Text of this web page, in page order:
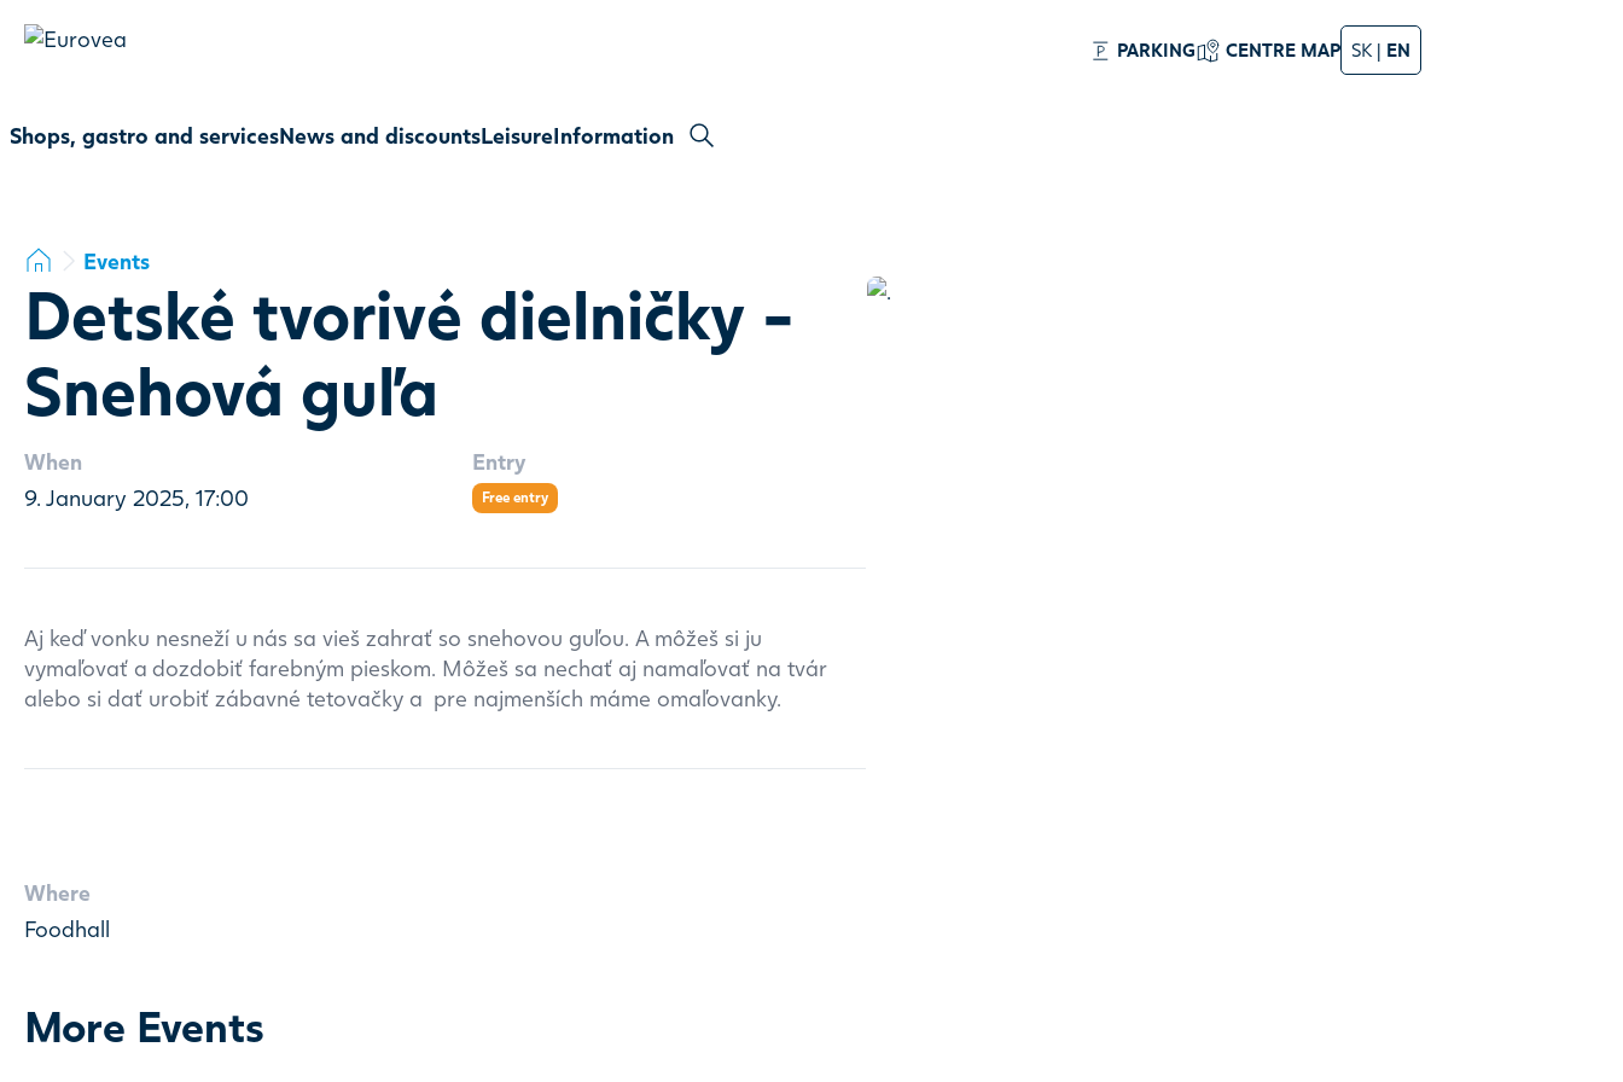
SK| EN
PARKING CENTRE MAP
Shops, gastro and servicesNews and discountsLeisureInformation
Events
Detské tvorivé dielničky -
Snehová guľa
When
9. January 2025, 17:00
Entry
Free entry
Where
Foodhall
Aj keď vonku nesneží u nás sa vieš zahrať so snehovou guľou. A môžeš si ju
vymaľovať a dozdobiť farebným pieskom. Môžeš sa nechať aj namaľovať na tvár
alebo si dať urobiť zábavné tetovačky a pre najmenších máme omaľovanky.
More Events